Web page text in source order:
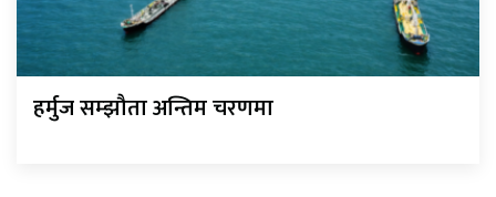
हर्मुज सम्झौता अन्तिम चरणमा